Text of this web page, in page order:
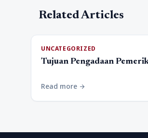
Related Articles
UNCATEGORIZED
Tujuan Pengadaan
Read more arrow_forward